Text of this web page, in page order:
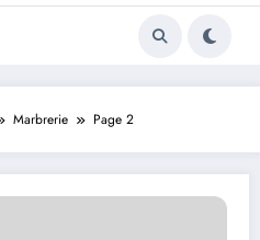
Marbrerie Page 2